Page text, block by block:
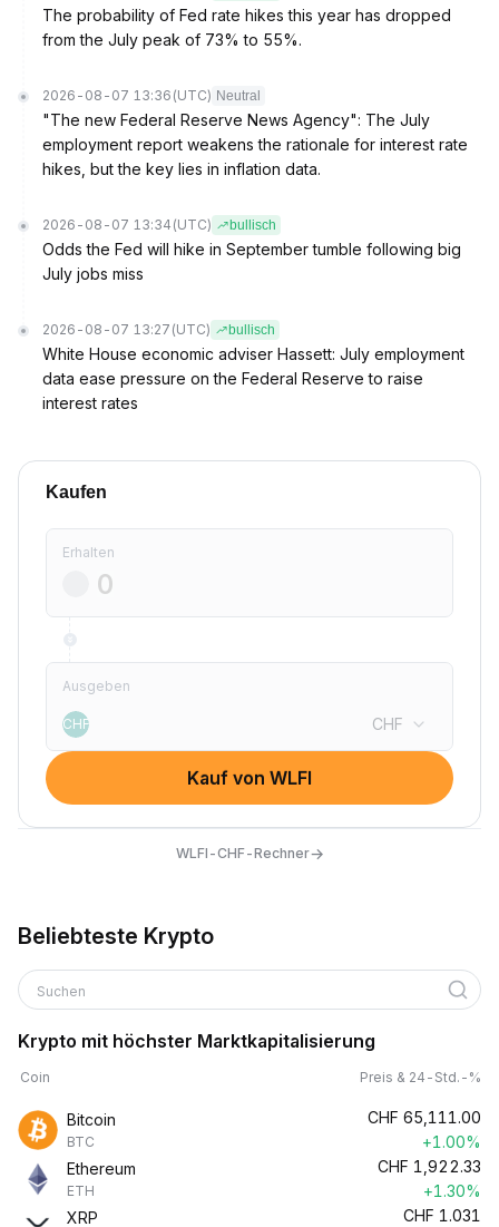
The probability of Fed rate hikes this year has dropped
from the July peak of 73% to 55%.
2026-08-07 13:36 (UTC) Neutral
"The new Federal Reserve News Agency": The July
employment report weakens the rationale for interest rate
hikes, but the key lies in inflation data.
2026-08-07 13:34 (UTC) bullisch
Odds the Fed will hike in September tumble following big
July jobs miss
2026-08-07 13:27 (UTC) bullisch
White House economic adviser Hassett: July employment
data ease pressure on the Federal Reserve to raise
interest rates
Kaufen
Erhalten
Ausgeben
CHF CHF
Kauf von WLFI
WLFI-CHF-Rechner→
Beliebteste Krypto
Suchen
Krypto mit höchster Marktkapitalisierung
Coin Preis & 24-Std.-%
Bitcoin
BTC
CHF 65,111.00
+1.00%
Ethereum
ETH
CHF 1,922.33
+1.30%
XRP
CHF 1.031